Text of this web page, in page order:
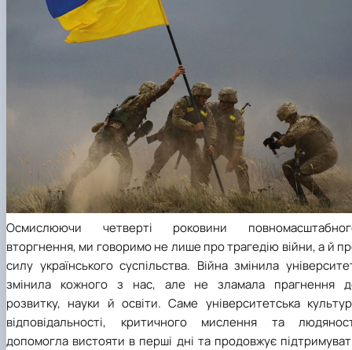
Осмислюючи четверті роковини
вторгнення, ми говоримо не лише про трагедію війни, а й
силу українського суспільства. Війна змінила
змінила кожного з нас, але не зламала прагнення
розвитку, науки й освіти. Саме університетська
відповідальності, критичного мислення та
допомогла вистояти в перші дні та продовжує